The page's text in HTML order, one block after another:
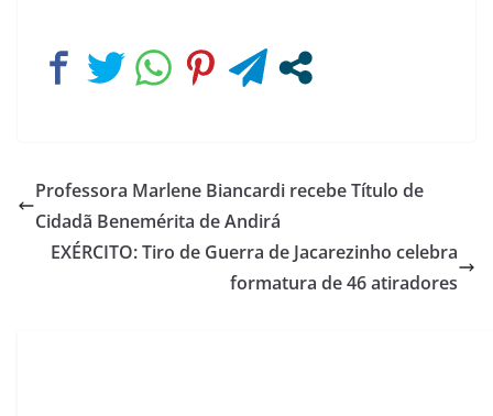
Professora Marlene Biancardi recebe Título de
Cidadã Benemérita de Andirá
EXÉRCITO: Tiro de Guerra de Jacarezinho celebra
formatura de 46 atiradores